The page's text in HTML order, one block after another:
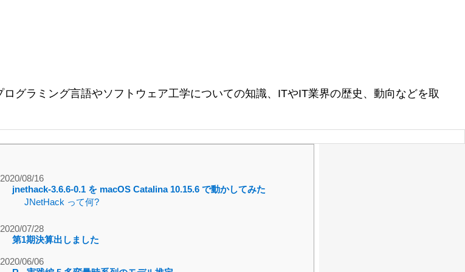
グラミング言語やソフトウェア工学についての知識、ITやIT業界の歴史、動向などを取
2020/08/16
jnethack-3.6.6-0.1 を macOS Catalina 10.15.6 で動かしてみた
JNetHack って何?
2020/07/28
第1期決算出しました
2020/06/06